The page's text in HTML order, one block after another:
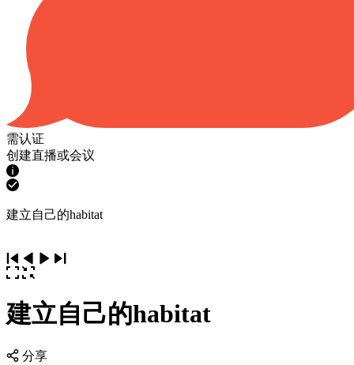
需认证
创建直播或会议
建立自己的habitat
建立自己的habitat
分享